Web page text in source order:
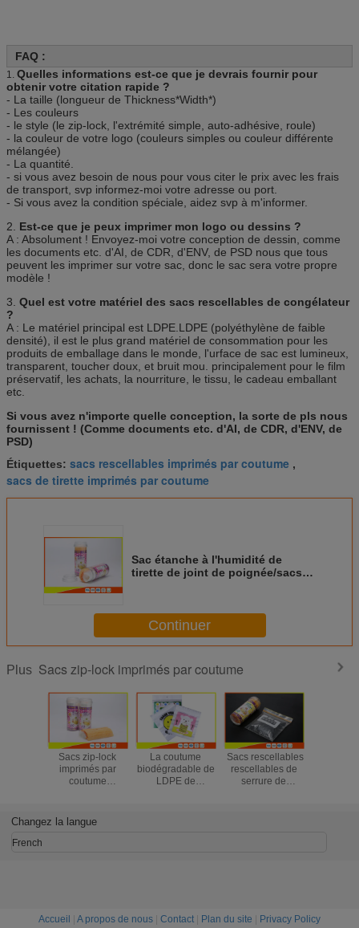
FAQ :
1. Quelles informations est-ce que je devrais fournir pour
obtenir votre citation rapide ?
- La taille (longueur de Thickness*Width*)
- Les couleurs
- le style (le zip-lock, l'extrémité simple, auto-adhésive, roule)
- la couleur de votre logo (couleurs simples ou couleur différente
mélangée)
- La quantité.
- si vous avez besoin de nous pour vous citer le prix avec les frais
de transport, svp informez-moi votre adresse ou port.
- Si vous avez la condition spéciale, aidez svp à m'informer.
2. Est-ce que je peux imprimer mon logo ou dessins ?
A : Absolument ! Envoyez-moi votre conception de dessin, comme
les documents etc. d'AI, de CDR, d'ENV, de PSD nous que tous
peuvent les imprimer sur votre sac, donc le sac sera votre propre
modèle !
3. Quel est votre matériel des sacs rescellables de congélateur
?
A : Le matériel principal est LDPE.LDPE (polyéthylène de faible
densité), il est le plus grand matériel de consommation pour les
produits de emballage dans le monde, l'urface de sac est lumineux,
transparent, toucher doux, et bruit mou. principalement pour le film
préservatif, les achats, la nourriture, le tissu, le cadeau emballant
etc.
Si vous avez n'importe quelle conception, la sorte de pls nous
fournissent ! (Comme documents etc. d'AI, de CDR, d'ENV, de
PSD)
Étiquettes: sacs rescellables imprimés par coutume ,
sacs de tirette imprimés par coutume
Sac étanche à l'humidité de
tirette de joint de poignée/sacs
Continuer
Plus Sacs zip-lock imprimés par coutume
Sacs zip-lock
imprimés par
coutume
petits sachets en
plastique
La coutume
biodégradable de
LDPE de
Sacs rescellables
rescellables de
serrure de
Changez la langue
French
Accueil A propos de nous Contact Plan du site Privacy Policy